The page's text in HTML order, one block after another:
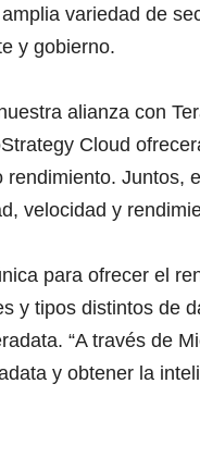
variedad de
y gobierno.
alianza con
Cloud
velocidad y
para ofrecer el
y tipos distintos de
“A través de
y obtener la